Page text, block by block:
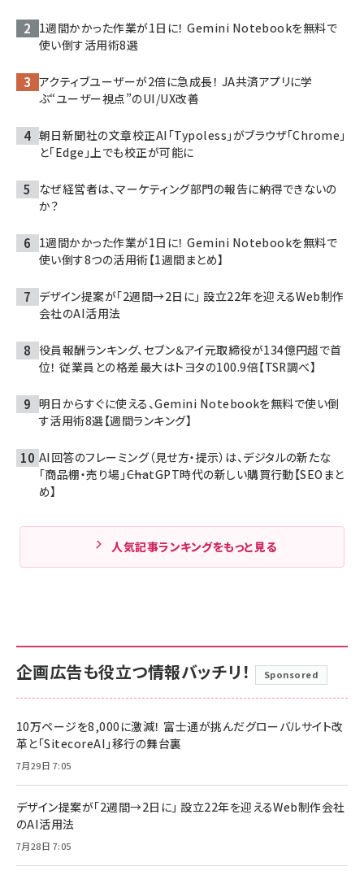
1週間かかった作業が1日に！ Gemini Notebookを無料で
使い倒す活用術8選
アクティブユーザーが2倍に急成長！ JA共済アプリに学
ぶ“ユーザー視点”のUI/UX改善
朝日新聞社の文章校正AI「Typoless」がブラウザ「Chrome」
と「Edge」上でも校正が可能に
なぜ経営者は、マーケティング部門の報告に納得できないの
か？
1週間かかった作業が1日に！ Gemini Notebookを無料で
使い倒す8つの活用術【1週間まとめ】
デザイン提案が「2週間→2日に」 設立22年を迎えるWeb制作
会社のAI活用法
役員報酬ランキング、セブン＆アイ元取締役が134億円超で首
位！ 従業員との格差最大はトヨタの100.9倍【TSR調べ】
明日からすぐに使える、Gemini Notebookを無料で使い倒
す活用術8選【週間ランキング】
AI回答のフレーミング（見せ方・提示）は、デジタルの新たな
「商品棚・売り場」――ChatGPT時代の新しい購買行動【SEOまと
め】
人気記事ランキングをもっと見る
企画広告も役立つ情報バッチリ！ Sponsored
10万ページを8,000に激減！ 富士通が挑んだグローバルサイト改
革と「SitecoreAI」移行の舞台裏
7月29日 7:05
デザイン提案が「2週間→2日に」 設立22年を迎えるWeb制作会社
のAI活用法
7月28日 7:05